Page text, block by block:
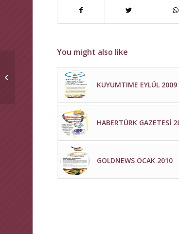
You might also like
KUYUMTIME EYLÜL 2009
HABERTÜRK GAZETESİ
GOLDNEWS OCAK 2010
SABAH GAZETESİ